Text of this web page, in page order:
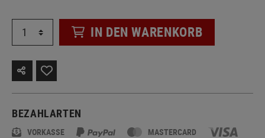
IN DEN WARENKORB
BEZAHLARTEN
VORKASSE MASTERCARD